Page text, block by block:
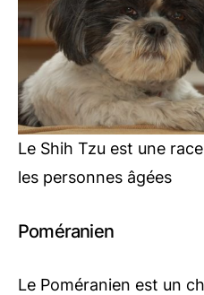
Le Shih Tzu est une
les personnes âgées
Poméranien
Le Poméranien est un